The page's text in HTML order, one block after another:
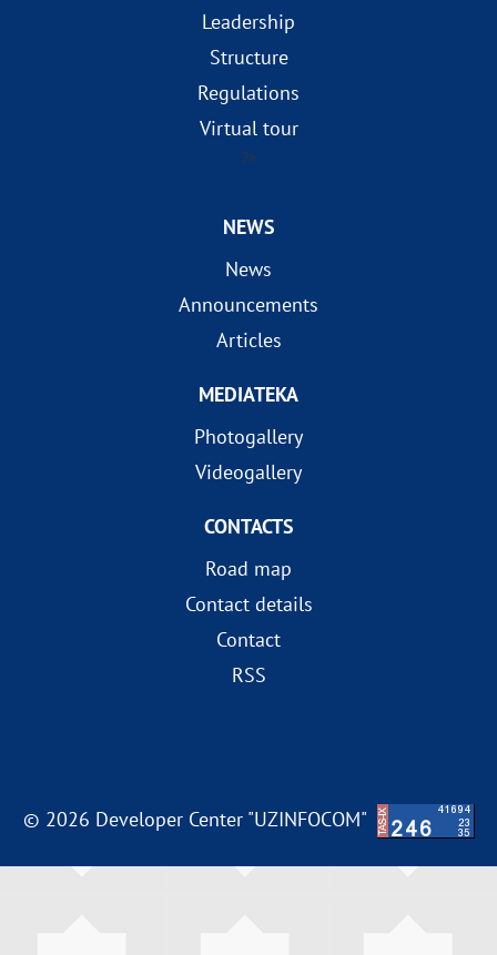
Leadership
Structure
Regulations
Virtual tour
?>
NEWS
News
Announcements
Articles
MEDIATEKA
Photogallery
Videogallery
CONTACTS
Road map
Contact details
Contact
RSS
© 2026 Developer Center "UZINFOCOM"